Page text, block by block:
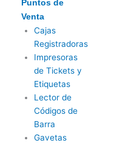
Puntos de
Venta
Cajas
Registradoras
Impresoras
de Tickets y
Etiquetas
Lector de
Códigos de
Barra
Gavetas